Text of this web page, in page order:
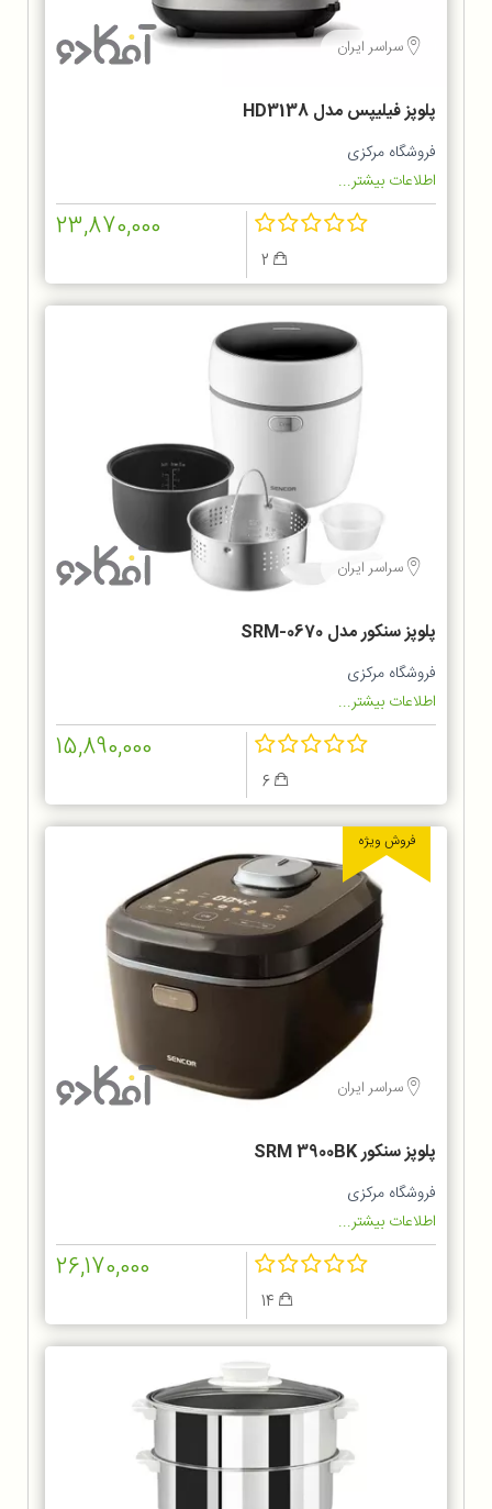
سراسر ایران
پلوپز فيليپس مدل HD3138
فروشگاه مرکزی
اطلاعات بیشتر...
23,870,000
سراسر ایران
پلوپز سنکور مدل SRM-0670
فروشگاه مرکزی
اطلاعات بیشتر...
15,890,000
فروش ویژه
سراسر ایران
پلوپز سنکور SRM 3900BK
فروشگاه مرکزی
اطلاعات بیشتر...
26,170,000